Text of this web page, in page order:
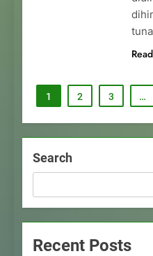
1 2 3 …
Search
Recent Posts